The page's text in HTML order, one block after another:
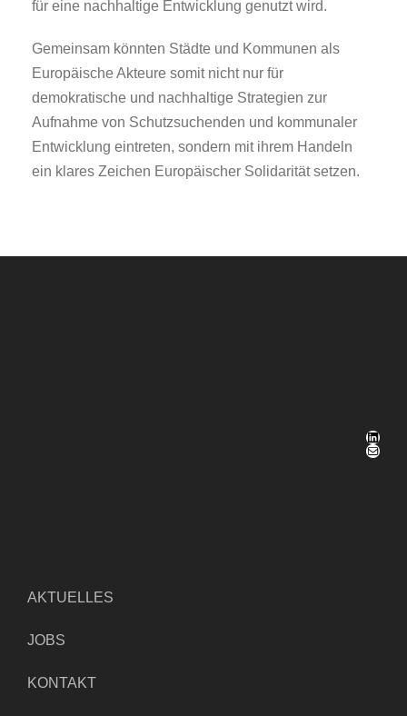
für eine nachhaltige Entwicklung genutzt wird.
Gemeinsam könnten Städte und Kommunen als
Europäische Akteure somit nicht nur für
demokratische und nachhaltige Strategien zur
Aufnahme von Schutzsuchenden und kommunaler
Entwicklung eintreten, sondern mit ihrem Handeln
ein klares Zeichen Europäischer Solidarität setzen.
LinkedIn
E-Mail
AKTUELLES
JOBS
KONTAKT